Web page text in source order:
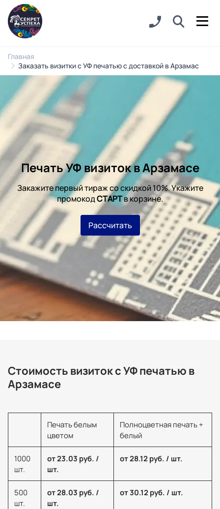
Главная
Заказать визитки с УФ печатью с доставкой в Арзамас
Печать УФ визиток в Арзамасе
Закажите первый тираж со скидкой 10%. Укажите
промокодСТАРТв корзине.
Рассчитать
Стоимость визиток с УФ печатью в
Арзамасе
Печать белым
цветом
Полноцветная печать +
белый
1000
шт.
от 23.03 руб. /
шт.
от 28.12 руб. / шт.
500
шт.
от 28.03 руб. /
шт.
от 30.12 руб. / шт.